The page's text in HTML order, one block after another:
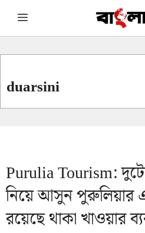
Skip Menu
duarsini
Purulia Tourism:
নিয়ে আসুন পুরুলিয়ার
রয়েছে থাকা খাওয়ার